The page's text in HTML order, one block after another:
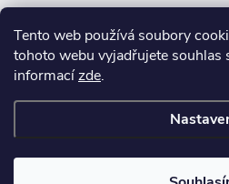
Tento web používá soubory
tohoto webu vyjadřujete souhlas
informacízde.
Dávkovací lžička na
Copyright 2026JM servis.